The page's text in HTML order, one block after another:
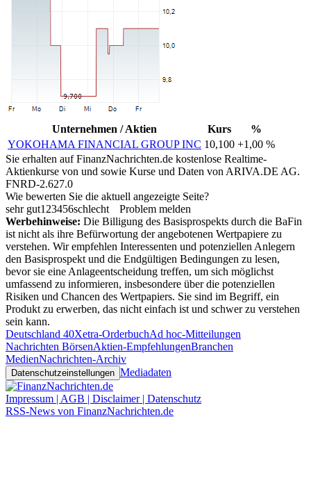
Unternehmen / Aktien Kurs
%
YOKOHAMA FINANCIAL GROUP INC 10,100 +1,00 %
Sie erhalten auf FinanzNachrichten.de kostenlose Realtime-
Aktienkurse von und sowie Kurse und Daten von ARIVA.DE AG.
FNRD-2.627.0
Wie bewerten Sie die aktuell angezeigte Seite?
sehr gut1 23456schlecht
Problem melden
Werbehinweise: Die Billigung des Basisprospekts durch die BaFin
ist nicht als ihre Befürwortung der angebotenen Wertpapiere zu
verstehen. Wir empfehlen Interessenten und potenziellen Anlegern
den Basisprospekt und die Endgültigen Bedingungen zu lesen,
bevor sie eine Anlageentscheidung treffen, um sich möglichst
umfassend zu informieren, insbesondere über die potenziellen
Risiken und Chancen des Wertpapiers. Sie sind im Begriff, ein
Produkt zu erwerben, das nicht einfach ist und schwer zu verstehen
sein kann.
Deutschland 40Xetra-OrderbuchAd hoc-Mitteilungen
Nachrichten BörsenAktien-EmpfehlungenBranchen
MedienNachrichten-Archiv
Datenschutzeinstellungen Mediadaten
Impressum | AGB | Disclaimer | Datenschutz
RSS-News von FinanzNachrichten.de